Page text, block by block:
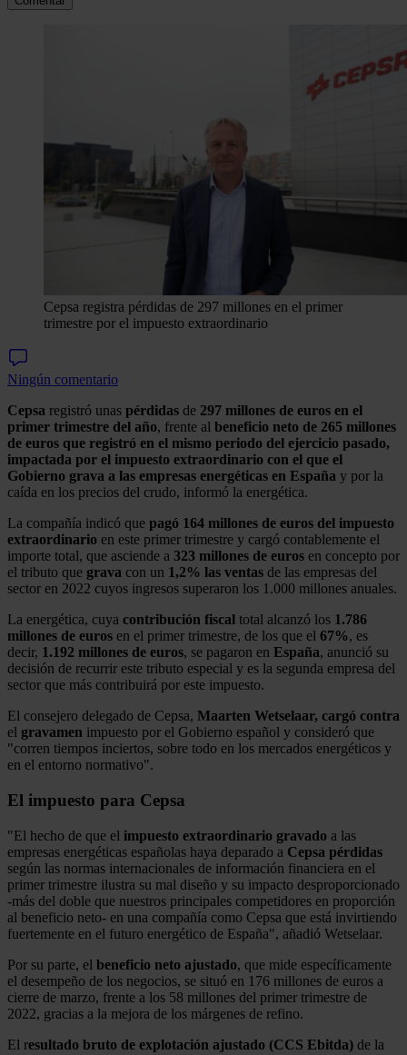
Cepsa registra pérdidas de 297 millones en el primer
trimestre por el impuesto extraordinario
Ningún comentario
Cepsa registró unas pérdidas de 297 millones de euros en el
primer trimestre del año, frente al beneficio neto de 265 millones
de euros que registró en el mismo periodo del ejercicio pasado,
impactada por el impuesto extraordinario con el que el
Gobierno grava a las empresas energéticas en España y por la
caída en los precios del crudo, informó la energética.
La compañía indicó que pagó 164 millones de euros del impuesto
extraordinario en este primer trimestre y cargó contablemente el
importe total, que asciende a 323 millones de euros en concepto por
el tributo que grava con un 1,2% las ventas de las empresas del
sector en 2022 cuyos ingresos superaron los 1.000 millones anuales.
La energética, cuya contribución fiscal total alcanzó los 1.786
millones de euros en el primer trimestre, de los que el 67%, es
decir, 1.192 millones de euros, se pagaron en España, anunció su
decisión de recurrir este tributo especial y es la segunda empresa del
sector que más contribuirá por este impuesto.
El consejero delegado de Cepsa, Maarten Wetselaar, cargó contra
el gravamen impuesto por el Gobierno español y consideró que
"corren tiempos inciertos, sobre todo en los mercados energéticos y
en el entorno normativo".
El impuesto para Cepsa
"El hecho de que el impuesto extraordinario gravado a las
empresas energéticas españolas haya deparado a Cepsa pérdidas
según las normas internacionales de información financiera en el
primer trimestre ilustra su mal diseño y su impacto desproporcionado
-más del doble que nuestros principales competidores en proporción
al beneficio neto- en una compañía como Cepsa que está invirtiendo
fuertemente en el futuro energético de España", añadió Wetselaar.
Por su parte, el beneficio neto ajustado, que mide específicamente
el desempeño de los negocios, se situó en 176 millones de euros a
cierre de marzo, frente a los 58 millones del primer trimestre de
2022, gracias a la mejora de los márgenes de refino.
El resultado bruto de explotación ajustado (CCS Ebitda) de la